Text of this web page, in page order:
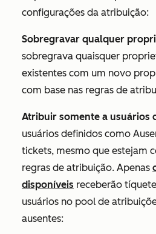
configurações da atribuição:
Sobregravar qualquer
sobregrava quaisquer
existentes com um novo
com base nas regras de
Atribuir somente a usuários
usuários definidos como
tickets, mesmo que estejam
regras de atribuição. Apenas
disponíveis receberão
usuários no pool de
ausentes: